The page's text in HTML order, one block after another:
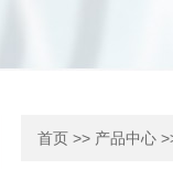
首页 >> 产品中心